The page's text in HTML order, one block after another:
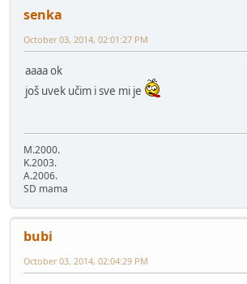
senka
October 03, 2014, 02:01:27 PM
aaaa ok
još uvek učim i sve mi je
M.2000.
K.2003.
A.2006.
SD mama
bubi
October 03, 2014, 02:04:29 PM